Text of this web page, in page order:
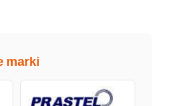
marki